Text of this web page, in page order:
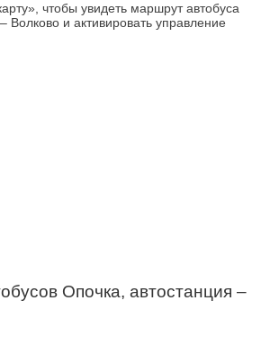
чтобы увидеть маршрут автобуса
Волково и активировать управление
Опочка, автостанция –